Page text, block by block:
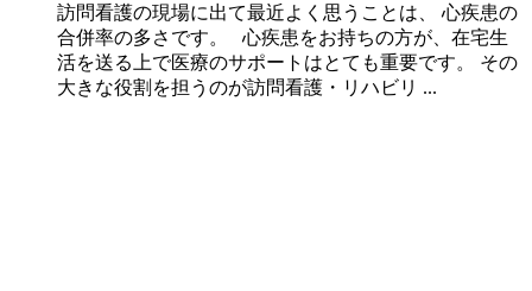
訪問看護の現場に出て最近よく思うことは、 心疾患の
合併率の多さです。 心疾患をお持ちの方が、在宅生
活を送る上で医療のサポートはとても重要です。 その
大きな役割を担うのが訪問看護・リハビリ ...